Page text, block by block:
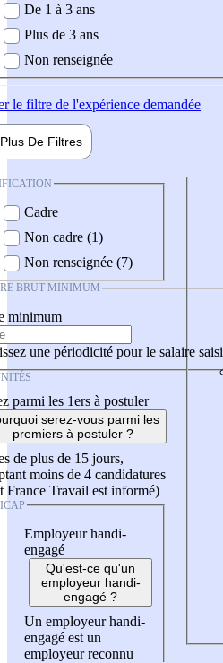
De 1 à 3 ans
Plus de 3 ans
Non renseignée
le filtre de l'expérience demandée
Plus De Filtres
Cadre
Non cadre (1)
Non renseignée (7)
BRUT MINIMUM
minimum
une périodicité pour le salaire saisi
parmi les 1ers à postuler
serez-vous parmi les
premiers à postuler ?
de plus de 15 jours,
moins de 4 candidatures
France Travail est informé)
Employeur handi-
engagé
Qu'est-ce qu'un
employeur handi-
engagé ?
Un employeur handi-
engagé est un
employeur reconnu